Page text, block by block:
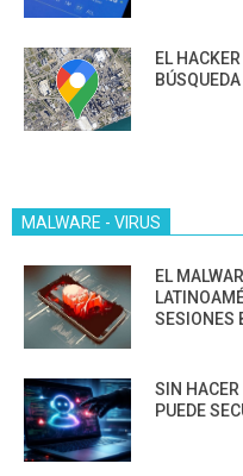
EL
MALWARE - VIRUS
EL
SESIONES
SIN HACER
PUEDE